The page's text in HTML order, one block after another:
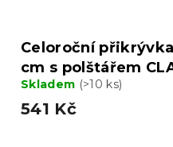
Celoroční
cm s polštářem
Skladem (>10 ks)
541 Kč